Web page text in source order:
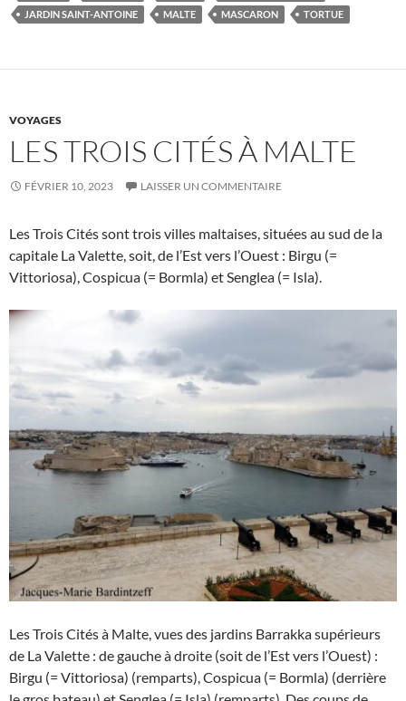
JARDIN SAINT-ANTOINE
MALTE MASCARON TORTUE
VOYAGES
LES TROIS CITÉS À MALTE
FÉVRIER 10, 2023 LAISSER UN COMMENTAIRE
Les Trois Cités sont trois villes maltaises, situées au sud de la
capitale La Valette, soit, de l’Est vers l’Ouest : Birgu (=
Vittoriosa), Cospicua (= Bormla) et Senglea (= Isla).
Les Trois Cités à Malte, vues des jardins Barrakka supérieurs
de La Valette : de gauche à droite (soit de l’Est vers l’Ouest) :
Birgu (= Vittoriosa) (remparts), Cospicua (= Bormla) (derrière